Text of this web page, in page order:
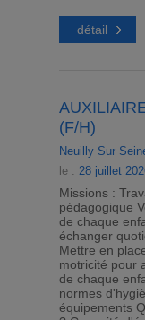
détail
(F/H)
Neuilly Sur
le : 28 juillet
Missions :
pédagogique
de chaque
échanger
Mettre en
motricité pour
de chaque
normes
équipements